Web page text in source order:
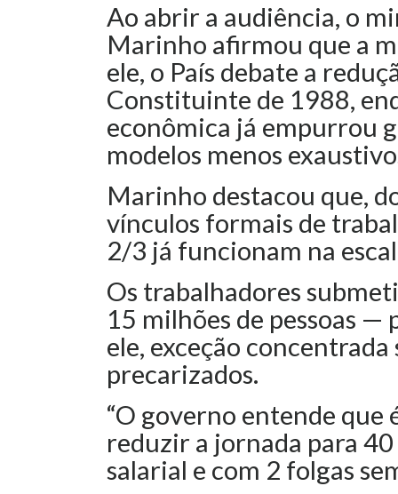
Ao abrir a audiência, o
Marinho afirmou que a
ele, o País debate a
Constituinte de 1988,
econômica já empurrou
modelos menos
Marinho destacou que,
vínculos formais de
2/3 já funcionam na
Os trabalhadores
15 milhões de pessoas —
ele, exceção
precarizados.
“O governo entende
reduzir a jornada para
salarial e com 2 folgas